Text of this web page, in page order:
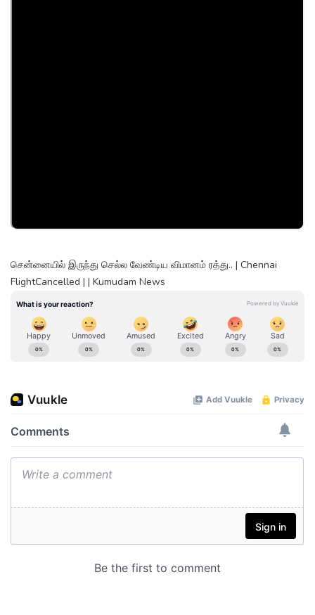
சென்னையில் இருந்து செல்ல வேண்டிய விமானம் ரத்து.. | Chennai
FlightCancelled | | Kumudam News